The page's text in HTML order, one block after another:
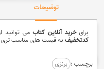
توضیحات
برایخرید آنلاین کتابمی توانید
کدتخفیفبه قیمت های مناسب تری
برچسب : برنزی